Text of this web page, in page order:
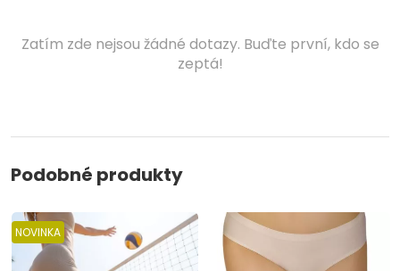
Zatím zde nejsou žádné dotazy. Buďte první, kdo se
zeptá!
Podobné produkty
NOVINKA